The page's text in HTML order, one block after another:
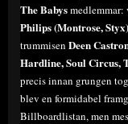
The Babys
Philips (Montrose,
trummisen Deen
Hardline, Soul Circus,
precis innan grungen
blev en formidabel
Billboardlistan, men